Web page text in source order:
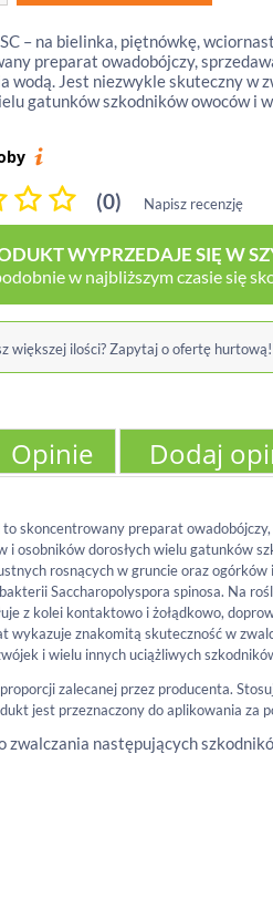
– na bielinka, piętnówkę,
preparat owadobójczy,
wodą. Jest niezwykle skuteczny w
gatunków szkodników owoców i
(0) Napisz recenzję
WYPRZEDAJE SIĘ W
w najbliższym czasie się
większej ilości? Zapytaj o ofertę hurtową!
Opinie Dodaj
skoncentrowany preparat
osobników dorosłych wielu gatunków
rosnących w gruncie oraz
Saccharopolyspora spinosa. Na
z kolei kontaktowo i żołądkowo,
znakomitą skuteczność w
i wielu innych uciążliwych
zalecanej przez producenta.
jest przeznaczony do aplikowania za
zwalczania następujących